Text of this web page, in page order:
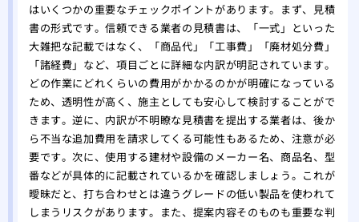
はいくつかの重要なチェックポイントがあります。まず、見積
書の形式です。信頼できる業者の見積書は、「一式」といった
大雑把な記載ではなく、「商品代」「工事費」「廃材処分費」
「諸経費」など、項目ごとに詳細な内訳が明記されています。
どの作業にどれくらいの費用がかかるのかが明確になっている
ため、透明性が高く、施主としても安心して検討することがで
きます。逆に、内訳が不明瞭な見積書を提出する業者は、後か
ら不当な追加費用を請求してくる可能性もあるため、注意が必
要です。次に、使用する建材や設備のメーカー名、商品名、型
番などが具体的に記載されているかを確認しましょう。これが
曖昧だと、打ち合わせとは違うグレードの低い製品を使われて
しまうリスクがあります。また、提案内容そのものも重要な判